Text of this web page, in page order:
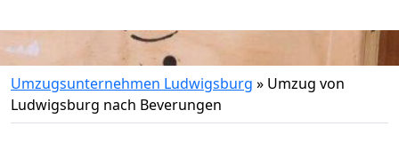
Umzugsunternehmen Ludwigsburg » Umzug von
Ludwigsburg nach Beverungen